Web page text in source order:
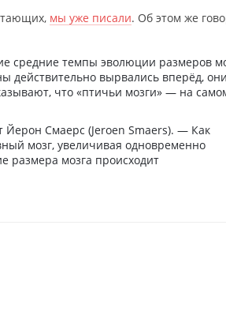
мы уже писали. Об этом же
средние темпы эволюции размеров
действительно вырвались вперёд, они
что «птичьи мозги» — на
Смаерс (Jeroen Smaers). — Как
мозг, увеличивая одновременно
размера мозга происходит